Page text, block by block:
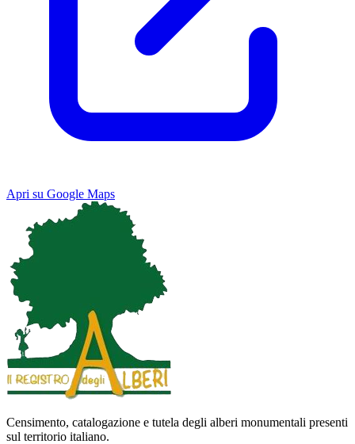
Apri su Google Maps
Map Satellite
Keyboard shortcuts
Censimento, catalogazione e tutela degli alberi monumentali presenti
sul territorio italiano.